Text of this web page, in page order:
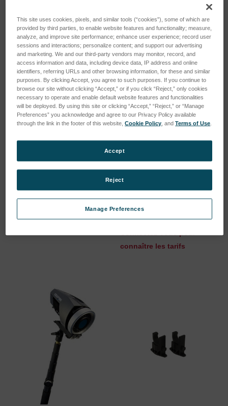
Kit de support de cibles
codaes pour MaxSHOT 3D
SKU : ACC-MSH-RIDSU
Connectez-vous pour
connaître les tarifs
Cibles codaes haute
raflectivita, magnatique,
HandyPROBE/MaxSHOT
Next
SKU : ACC-CRE-CT8M31N
connaître les tarifs
This site uses cookies, pixels, and similar tools (“cookies”), some of which are
provided by third parties, to enable website features and functionality; measure,
analyze, and improve site performance; enhance user experience; record user
sessions and interactions; personalize content; and support our advertising
and marketing. We and our third-party vendors may monitor, record, and
access information and data, including device data, IP address and online
identifiers, referring URLs and other browsing information, for these and similar
purposes. By clicking Accept, you agree to such purposes. If you continue to
browse our site without clicking “Accept,” or if you click “Reject,” only cookies
necessary to operate and enable default website features and functionalities
will be deployed. By using this site or clicking “Accept,” “Reject,” or “Manage
Preferences” you acknowledge and agree to our Privacy Policy available
through the link in the footer of this website,Cookie Policy , andTerms of Use
Manage Preferences
Reject
Accept